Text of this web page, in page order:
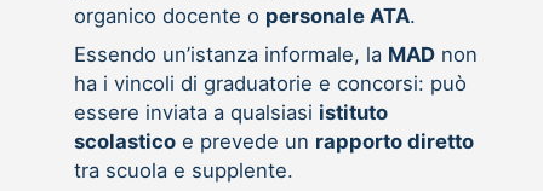
organico docente o personale ATA.
Essendo un’istanza informale, la MADnon
ha i vincoli di graduatorie e concorsi: può
essere inviata a qualsiasi istituto
scolasticoe prevede un rapporto diretto
tra scuola e supplente.